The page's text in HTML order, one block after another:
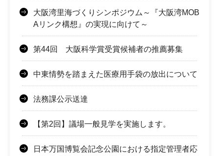
大阪湾里海づくりシンポジウム～『大阪湾MOB
Aリンク構想』の実現に向けて～
第44回 大阪科学賞受賞候補者の推薦募集
中東情勢を踏まえた医療用手袋の放出について
法務課公示送達
【第2回】議場一般見学を実施します。
日本万国博覧会記念公園における指定管理者応